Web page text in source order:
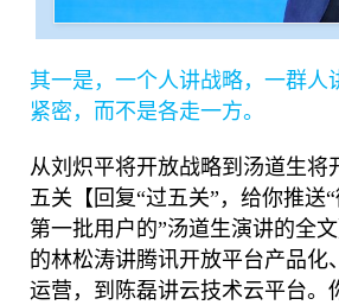
其一是，一个人讲战略，一群人
紧密，而不是各走一方。
从刘炽平将开放战略到汤道生将
五关【回复“过五关”，给你推送
第一批用户的”汤道生演讲的全
的林松涛讲腾讯开放平台产品化
运营，到陈磊讲云技术云平台。